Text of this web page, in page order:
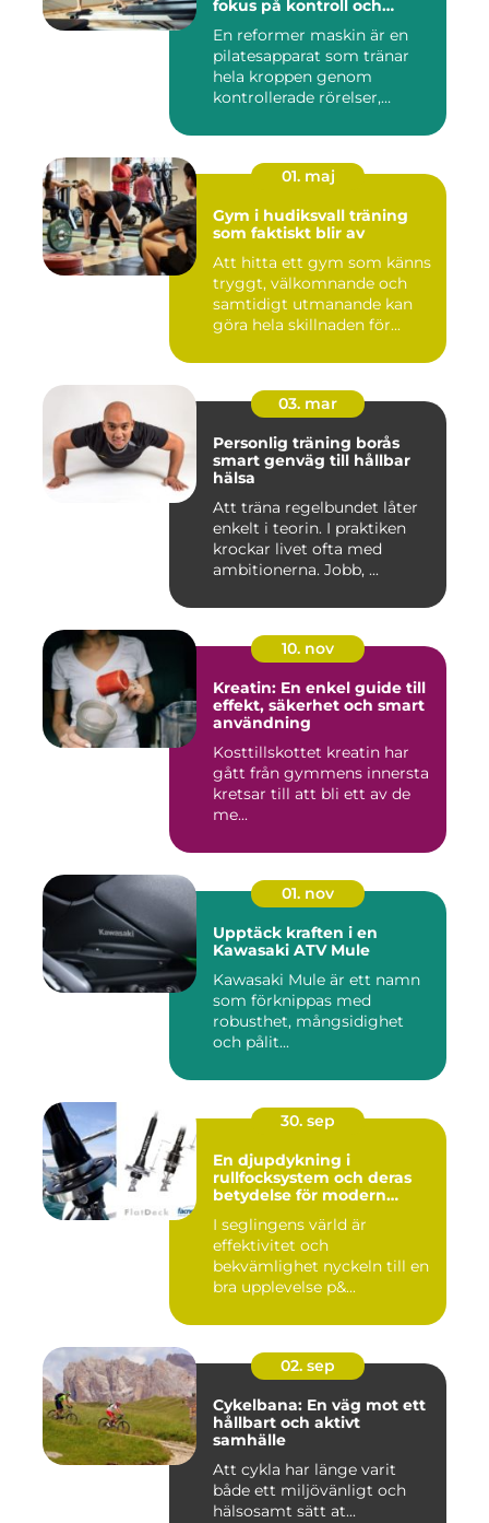
fokus på kontroll och
En reformer maskin är en
pilatesapparat som tränar
hela kroppen genom
kontrollerade rörelser,
01. maj
Gym i hudiksvall träning
som faktiskt blir av
Att hitta ett gym som känns
tryggt, välkomnande och
samtidigt utmanande kan
göra hela skillnaden för...
03. mar
Personlig träning borås
smart genväg till hållbar
hälsa
Att träna regelbundet låter
enkelt i teorin. I praktiken
krockar livet ofta med
ambitionerna. Jobb, ...
10. nov
Kreatin: En enkel guide till
effekt, säkerhet och smart
användning
Kosttillskottet kreatin har
gått från gymmens innersta
kretsar till att bli ett av de
me...
01. nov
Upptäck kraften i en
Kawasaki ATV Mule
Kawasaki Mule är ett namn
som förknippas med
robusthet, mångsidighet
och pålit...
30. sep
En djupdykning i
rullfocksystem och deras
betydelse för modern
I seglingens värld är
effektivitet och
bekvämlighet nyckeln till en
bra upplevelse p&...
02. sep
Cykelbana: En väg mot ett
hållbart och aktivt
samhälle
Att cykla har länge varit
både ett miljövänligt och
hälsosamt sätt at...